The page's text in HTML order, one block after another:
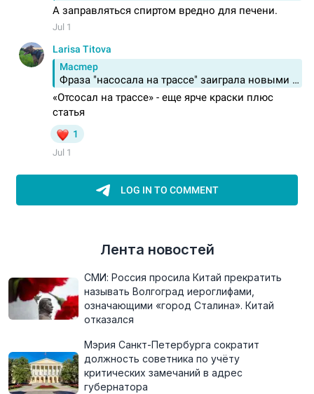
Лента новостей
СМИ: Россия просила Китай прекратить
называть Волгоград иероглифами,
означающими «город Сталина». Китай
отказался
Мэрия Санкт-Петербурга сократит
должность советника по учёту
критических замечаний в адрес
губернатора